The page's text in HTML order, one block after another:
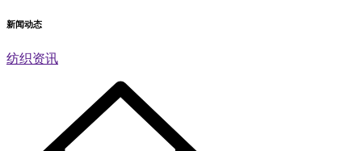
新闻动态
纺织资讯